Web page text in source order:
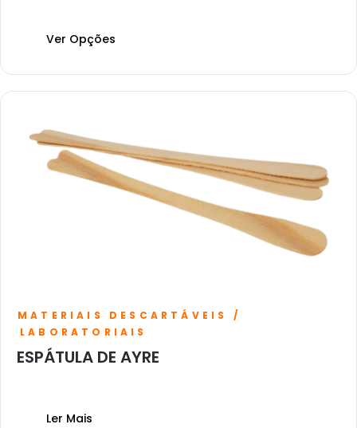
Ver Opções
MATERIAIS DESCARTÁVEIS /
LABORATORIAIS
ESPÁTULA DE AYRE
Ler Mais